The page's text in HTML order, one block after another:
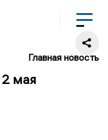
Главная новость
мая